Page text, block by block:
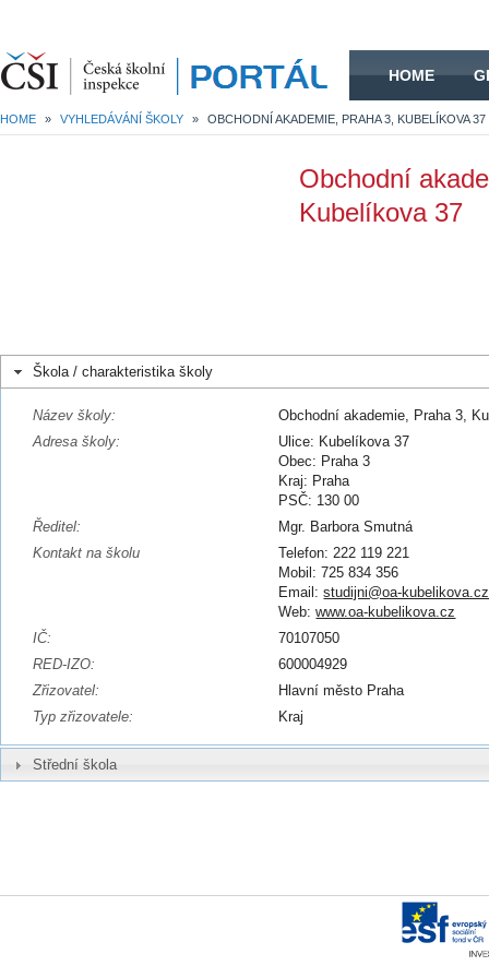
HOME
HOME » VYHLEDÁVÁNÍ ŠKOLY » OBCHODNÍ AKADEMIE, PRAHA 3, KUBELÍKOVA 37
Obchodní
Kubelíkova 37
Škola / charakteristika školy
Název školy:
Obchodní akademie, Praha 3,
Adresa školy:
Ulice: Kubelíkova 37
Obec: Praha 3
Kraj: Praha
PSČ: 130 00
Ředitel:
Mgr. Barbora Smutná
Kontakt na školu
Telefon: 222 119 221
Mobil: 725 834 356
Email:studijni@oa-kubelikova.cz
Web:www.oa-kubelikova.cz
IČ:
70107050
RED-IZO:
600004929
Zřizovatel:
Hlavní město Praha
Typ zřizovatele:
Kraj
Střední škola